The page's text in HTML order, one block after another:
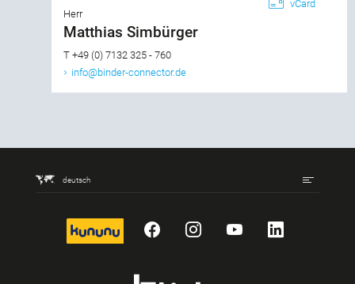
Herr
Matthias Simbürger
T +49 (0) 7132 325 - 760
info@binder-connector.de
vCard
deutsch
kununu FacebookInstagram
YouTubeLinkedIn